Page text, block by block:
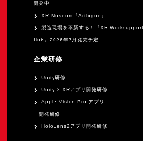
開発中
XR Museum『Artlogue』
製造現場を革新する！『XR Worksupport
Hub』2026年7月発売予定
企業研修
Unity研修
Unity × XRアプリ開発研修
Apple Vision Pro アプリ
開発研修
HoloLens2アプリ開発研修